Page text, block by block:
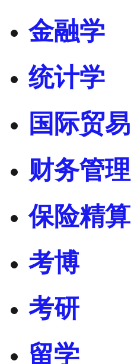
金融学
统计学
国际贸易
财务管理
保险精算
考博
考研
留学